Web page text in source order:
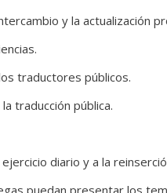
y la actualización
traductores públicos.
traducción pública.
diario y a la
puedan presentar los